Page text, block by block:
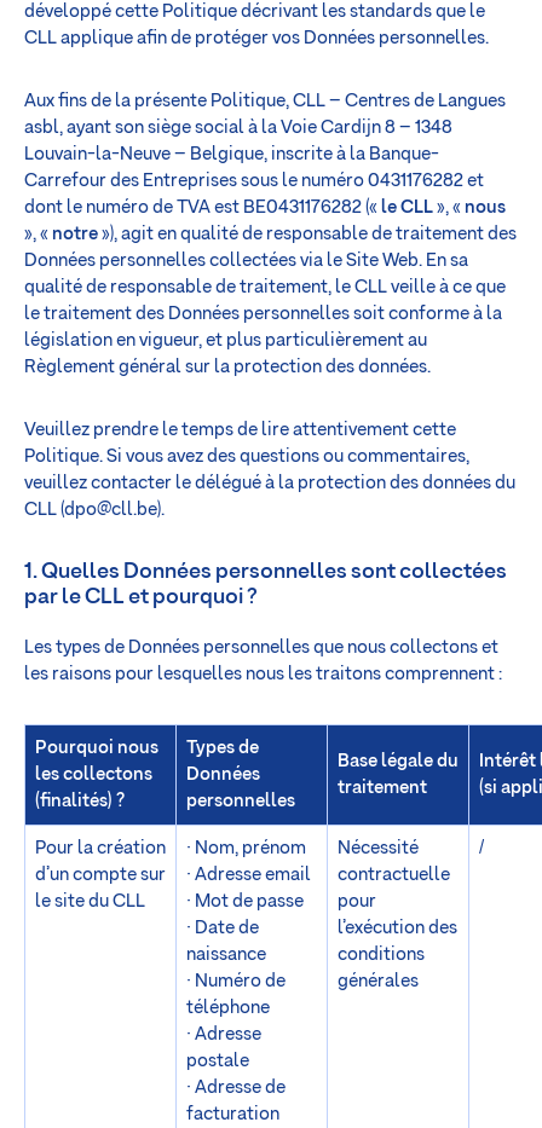
développé cette Politique décrivant les standards que le
CLL applique afin de protéger vos Données personnelles.
Aux fins de la présente Politique, CLL – Centres de Langues
asbl, ayant son siège social à la Voie Cardijn 8 – 1348
Louvain-la-Neuve – Belgique, inscrite à la Banque-
Carrefour des Entreprises sous le numéro 0431176282 et
dont le numéro de TVA est BE0431176282 (« le CLL », « nous
», « notre »), agit en qualité de responsable de traitement des
Données personnelles collectées via le Site Web. En sa
qualité de responsable de traitement, le CLL veille à ce que
le traitement des Données personnelles soit conforme à la
législation en vigueur, et plus particulièrement au
Règlement général sur la protection des données.
Veuillez prendre le temps de lire attentivement cette
Politique. Si vous avez des questions ou commentaires,
veuillez contacter le délégué à la protection des données du
CLL (dpo@cll.be).
1. Quelles Données personnelles sont collectées
par le CLL et pourquoi ?
Les types de Données personnelles que nous collectons et
les raisons pour lesquelles nous les traitons comprennent :
Pourquoi nous
les collectons
(finalités) ?
Types de
Données
personnelles
Base légale du
traitement
(si
Pour la création
d’un compte sur
le site du CLL
· Nom, prénom
· Adresse email
· Mot de passe
· Date de
naissance
· Numéro de
téléphone
· Adresse
postale
· Adresse de
facturation
Nécessité
contractuelle
pour
l’exécution des
conditions
générales
/